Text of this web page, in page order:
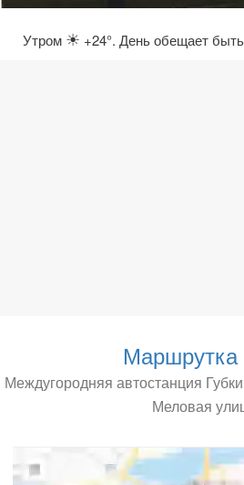
Утром ☀ +24°. День обещает
Маршрутка
Междугородняя автостанция
Меловая